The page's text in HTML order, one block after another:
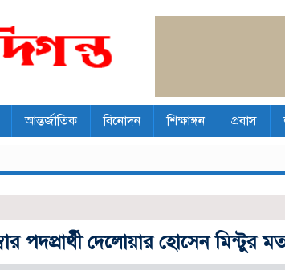
আন্তর্জাতিক বিনোদন শিক্ষাঙ্গন প্রবাস
পদপ্রার্থী দেলোয়ার হোসেন মিন্টুর